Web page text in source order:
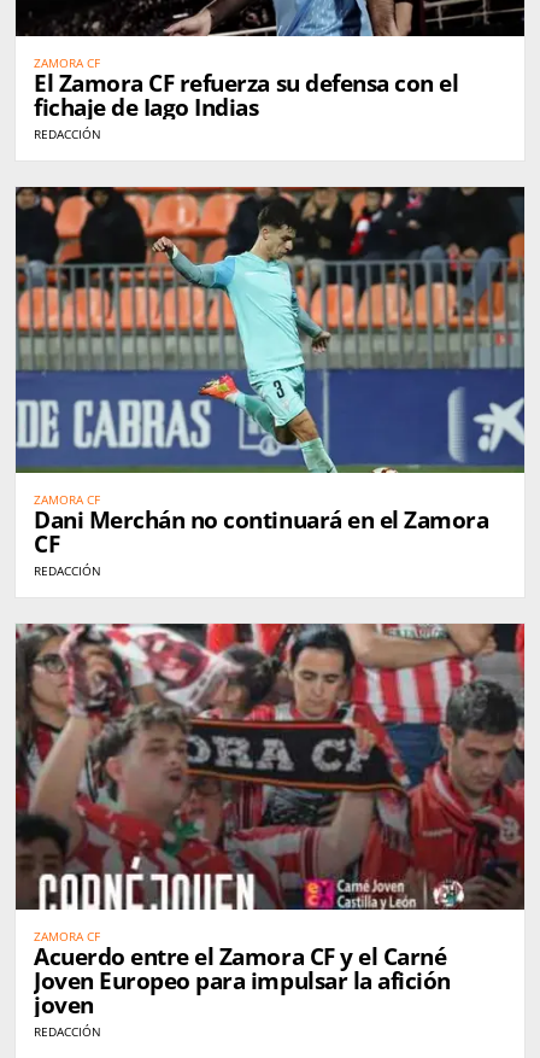
ZAMORA CF
El Zamora CF refuerza su defensa con el
fichaje de Iago Indias
REDACCIÓN
ZAMORA CF
Dani Merchán no continuará en el Zamora
CF
REDACCIÓN
ZAMORA CF
Acuerdo entre el Zamora CF y el Carné
Joven Europeo para impulsar la afición
joven
REDACCIÓN